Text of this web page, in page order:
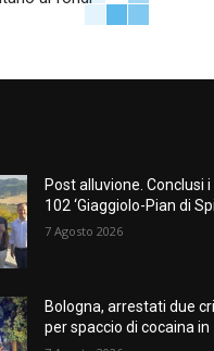
Post alluvione. Conclusi
102 ‘Giaggiolo-Pian di
7 Agosto 2026
Bologna, arrestati due
per spaccio di cocaina in